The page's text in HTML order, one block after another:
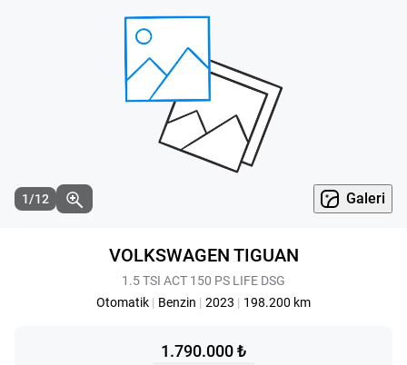
1/12 Galeri
VOLKSWAGEN TIGUAN
1.5 TSI ACT 150 PS LIFE DSG
Otomatik | Benzin | 2023 | 198.200 km
1.790.000 ₺